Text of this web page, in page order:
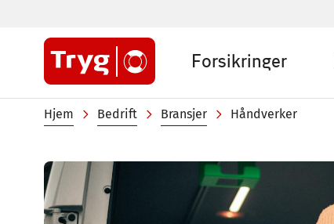
hovedinnhold
Sub
Company
Forsikringer
Navigasjonssti
Hjem Bedrift Bransjer Håndverker
Image